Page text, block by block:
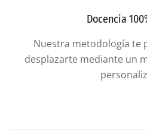
Docencia
Nuestra metodología te
desplazarte mediante un